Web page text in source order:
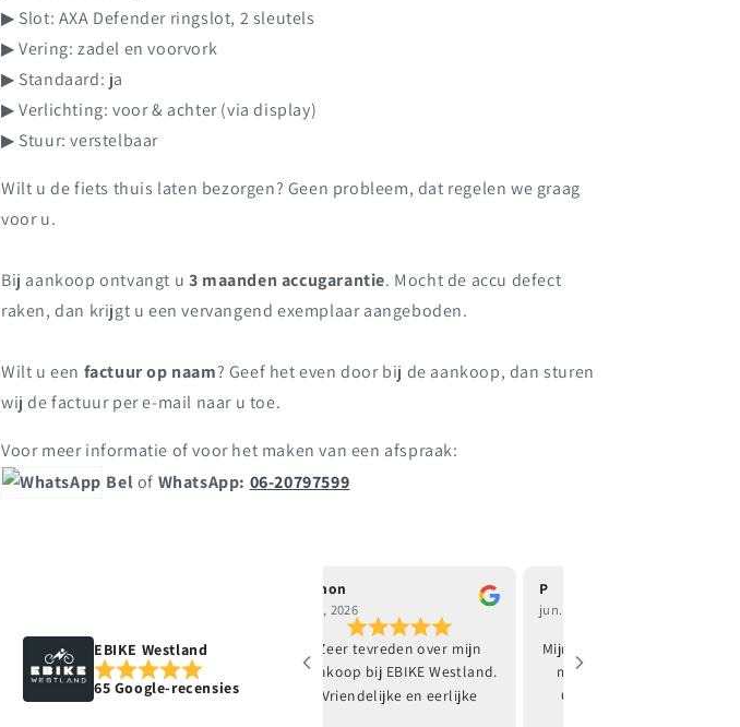
▶ Slot: AXA Defender ringslot, 2 sleutels
▶ Vering: zadel en voorvork
▶ Standaard: ja
▶ Verlichting: voor & achter (via display)
▶ Stuur: verstelbaar
Wilt u de fiets thuis laten bezorgen? Geen probleem, dat regelen we graag
voor u.
Bij aankoop ontvangt u 3 maanden accugarantie. Mocht de accu defect
raken, dan krijgt u een vervangend exemplaar aangeboden.
Wilt u een factuur op naam? Geef het even door bij de aankoop, dan sturen
wij de factuur per e-mail naar u toe.
Voor meer informatie of voor het maken van een afspraak:
Belof WhatsApp: 06-20797599
EBIKE Westland
65 Google-recensies
Zeer tevreden over mijn
aankoop bij EBIKE Westland.
Vriendelijke en eerlijke
jun., 2026
Mijn dochter is helemaal blij
met de elektrische fiets.
Goede kwaliteit en een
Ismail Inci
jun., 2026
Vandaag hebben wij
elektrische fietsen gekocht
bij EBike Westland. We zijn